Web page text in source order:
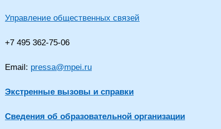
Управление общественных связей
+7 495 362-75-06
Email: pressa@mpei.ru
Экстренные вызовы и справки
Сведения об образовательной организации